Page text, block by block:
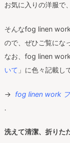
お気に入りの洋服で
そんなfog linen
ので、ぜひご覧にな
なお、fog linen
いて 」に色々記載し
→
fog linen work
.
洗えて清潔、折りた